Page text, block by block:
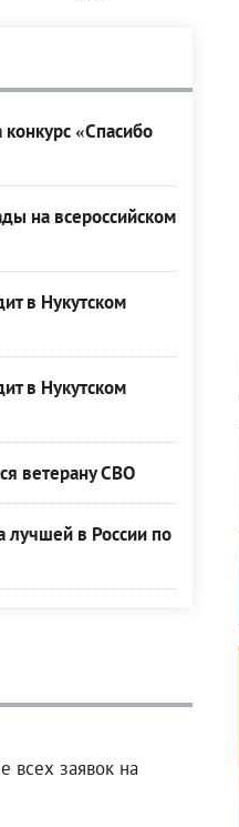
«Спасибо
на всероссийском
в Нукутском
в Нукутском
ветерану СВО
лучшей в России по
всех заявок на